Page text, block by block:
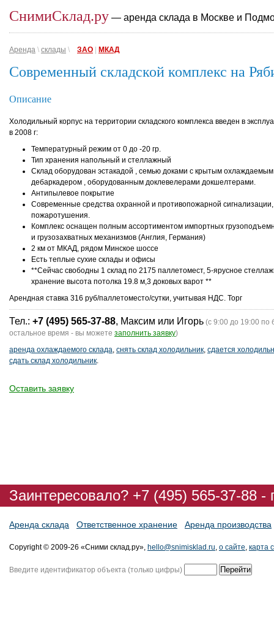
СнимиСклад.ру — аренда склада в Москве и
Аренда \ склады \ ЗАО МКАД
Современный складской комплекс на
Описание
Холодильный корпус на территории складского комплекса введен в
в 2008 г:
Температурный режим от 0 до -20 гр.
Тип хранения напольный и стеллажный
Склад оборудован эстакадой , семью доками c крытым охлаждаемым
дебаркадером , оборудованным доклевелерами докшелтерами.
Антипылевое покрытие
Современные средства охранной и противопожарной сигнализации,
пожаротушения.
Комплекс оснащен полным ассортиментом импортных
и грузозахватных механизмов (Англия, Германия)
2 км от МКАД, рядом Минское шоссе
Есть теплые сухие склады и офисы
**Сейчас свободны 1 склад по 2175 паллетомест, 5-ярусное
хранение высота потолка 19.8 м,3 доковых варот **
Арендная ставка 316 руб/паллетоместо/сутки, учитывая НДС. Торг
Тел.: +7 (495) 565-37-88, Максим или Игорь (с 9:00 до 19:00 по
остальное время - вы можете заполнить заявку)
аренда охлаждаемого склада, снять склад холодильник, сдается
сдать склад холодильник.
Оставить заявку
Заинтересовало? +7 (495) 565-37-88
Аренда склада Ответственное хранение Аренда производства
Copyright © 2009-26 «Сними склад.ру», hello@snimisklad.ru, о сайте, карта
Введите идентификатор объекта (только цифры)